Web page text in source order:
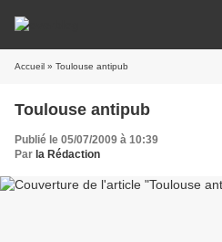
Accueil » Toulouse antipub
Toulouse antipub
Publié le 05/07/2009 à 10:39
Par la Rédaction